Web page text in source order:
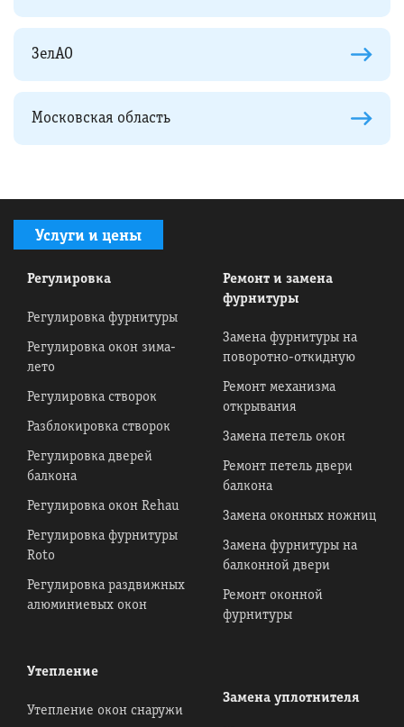
ЗелАО
Московская область
Регулировка
Регулировка фурнитуры
Регулировка окон зима-
лето
Регулировка створок
Разблокировка створок
Регулировка дверей
балкона
Регулировка окон Rehau
Регулировка фурнитуры
Roto
Регулировка раздвижных
алюминиевых окон
Утепление
Утепление окон снаружи
Ремонт и замена
фурнитуры
Замена фурнитуры на
поворотно-откидную
Ремонт механизма
открывания
Замена петель окон
Ремонт петель двери
балкона
Замена оконных ножниц
Замена фурнитуры на
балконной двери
Ремонт оконной
фурнитуры
Замена уплотнителя
Услуги и цены